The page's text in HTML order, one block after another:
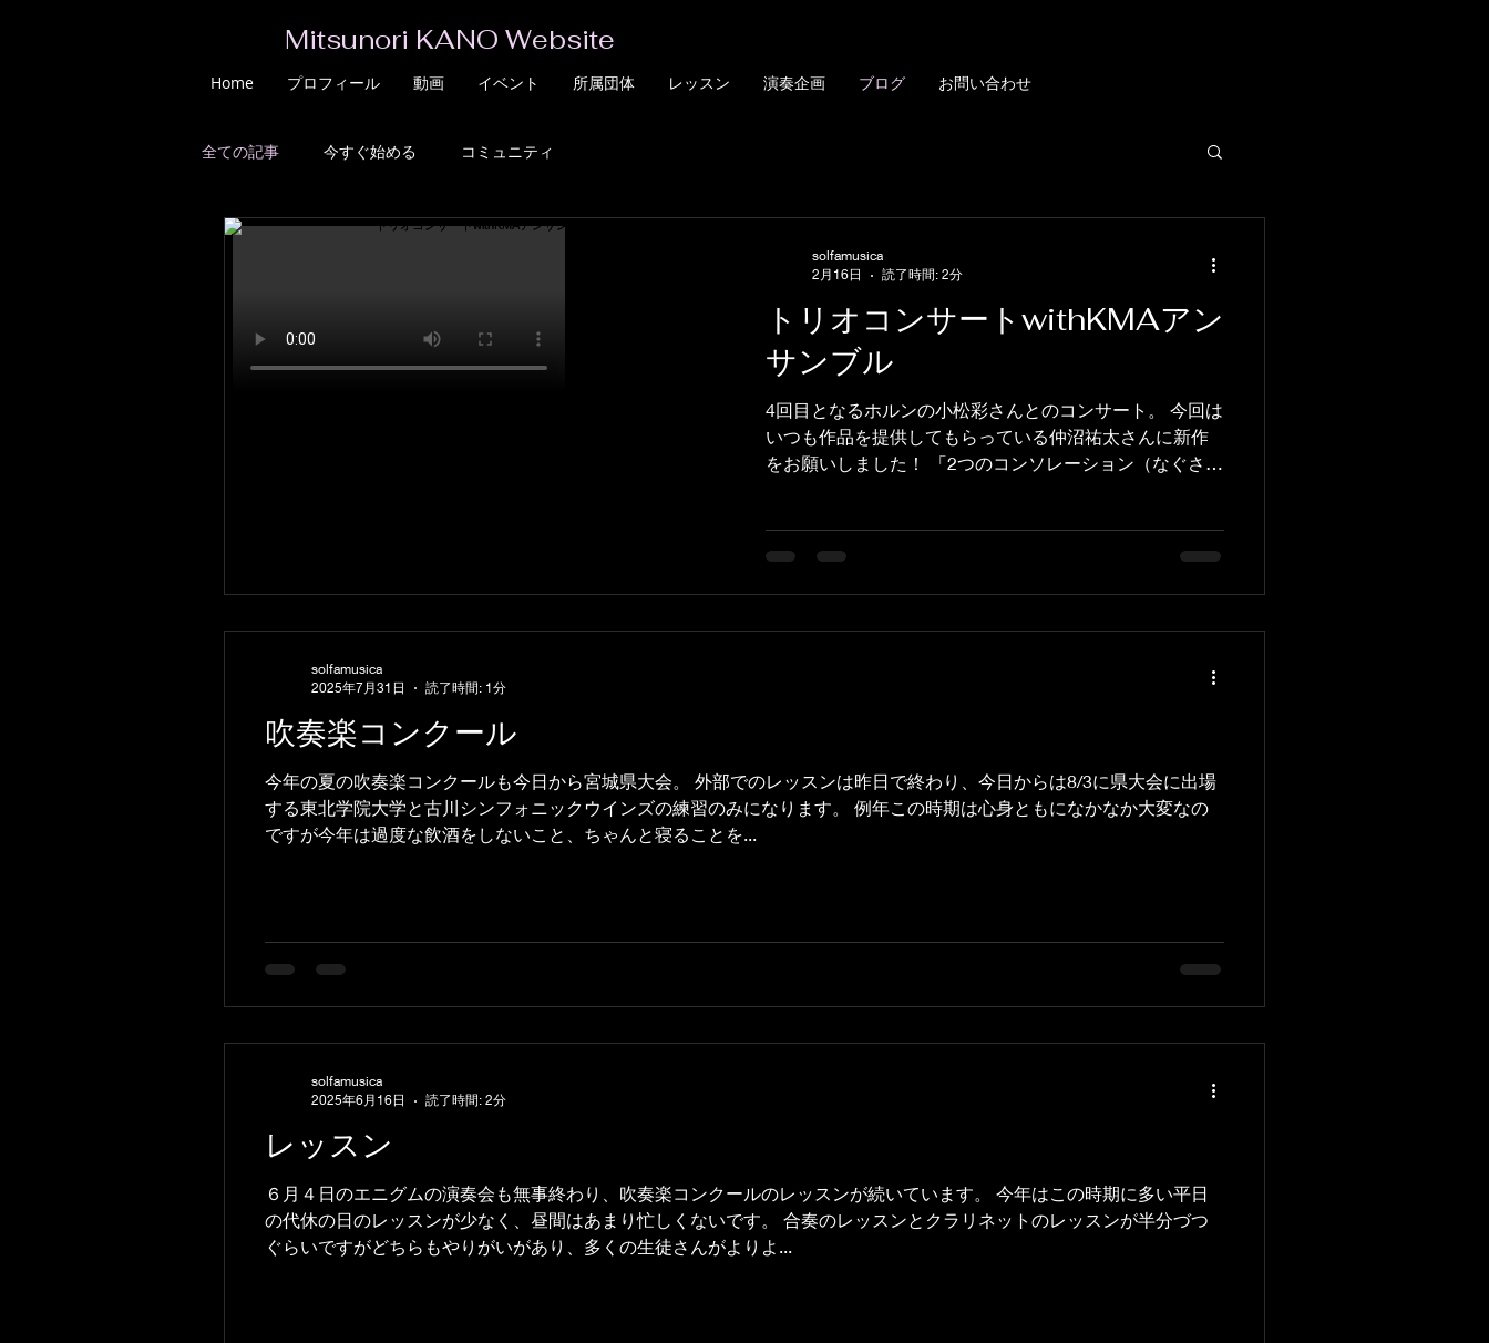
Mitsunori KANO Website
Home プロフィール 動画 イベント 所属団体 レッスン 演奏企画 ブログ お問い合わせ
全ての記事 今すぐ始める コミュニティ
トリオコンサートwithKMAアン
サンブル
4回目となるホルンの小松彩さんとのコンサート。 今回は
いつも作品を提供してもらっている仲沼祐太さんに新作
をお願いしました！ 「2つのコンソレーション（なぐさ
楽しみです。 他にはオペラやミュージカルの作品を演奏
します。 モーツァルトの「魔笛」、プッチーニの「ボエ
います。 とても良いコンサートになりそうです。 2026
年 2/28 大崎公演 古川・醸室（かむろ）寺子屋ホール
solfamusica
2月16日
読了時間: 2分
吹奏楽コンクール
今年の夏の吹奏楽コンクールも今日から宮城県大会。 外部でのレッスンは昨日で終わり、今日からは8/3に県大会に出場
する東北学院大学と古川シンフォニックウインズの練習のみになります。 例年この時期は心身ともになかなか大変なの
ですが今年は過度な飲酒をしないこと、ちゃんと寝ることを...
solfamusica
2025年7月31日
読了時間: 1分
レッスン
６月４日のエニグムの演奏会も無事終わり、吹奏楽コンクールのレッスンが続いています。 今年はこの時期に多い平日
の代休の日のレッスンが少なく、昼間はあまり忙しくないです。 合奏のレッスンとクラリネットのレッスンが半分づつ
ぐらいですがどちらもやりがいがあり、多くの生徒さんがよりよ...
solfamusica
2025年6月16日
読了時間: 2分